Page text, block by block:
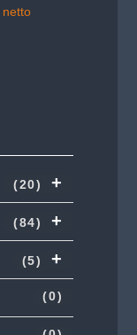
netto
(20)
(84)
(5)
(0)